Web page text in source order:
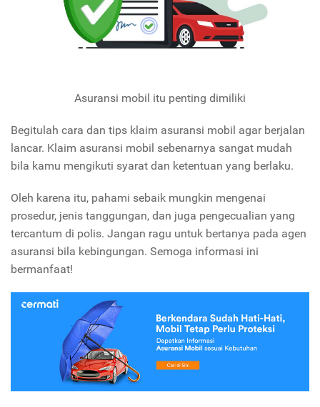
Asuransi mobil itu penting dimiliki
Begitulah cara dan tips klaim asuransi mobil agar berjalan
lancar. Klaim asuransi mobil sebenarnya sangat mudah
bila kamu mengikuti syarat dan ketentuan yang berlaku.
Oleh karena itu, pahami sebaik mungkin mengenai
prosedur, jenis tanggungan, dan juga pengecualian yang
tercantum di polis. Jangan ragu untuk bertanya pada agen
asuransi bila kebingungan. Semoga informasi ini
bermanfaat!